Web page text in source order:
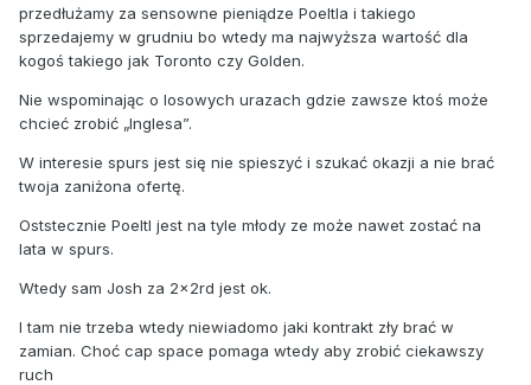
przedłużamy za sensowne pieniądze Poeltla i takiego
sprzedajemy w grudniu bo wtedy ma najwyższa wartość dla
kogoś takiego jak Toronto czy Golden.
Nie wspominając o losowych urazach gdzie zawsze ktoś może
chcieć zrobić „Inglesa”.
W interesie spurs jest się nie spieszyć i szukać okazji a nie brać
twoja zaniżona ofertę.
Oststecznie Poeltl jest na tyle młody ze może nawet zostać na
lata w spurs.
Wtedy sam Josh za 2x2rd jest ok.
I tam nie trzeba wtedy niewiadomo jaki kontrakt zły brać w
zamian. Choć cap space pomaga wtedy aby zrobić ciekawszy
ruch